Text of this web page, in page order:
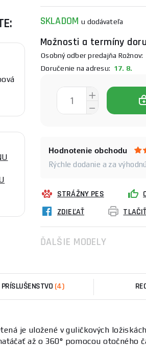
SKLADOMu dodávateľa
Možnosti a termíny
Osobný odber predajňa Rožnov:
Doručenie na adresu: 17. 8.
Hodnotenie obchodu
Rýchle dodanie a za
STRÁŽNY PES
ZDIEĽAŤ
TLAČIŤ
ĎALŠIE MODELY
PRÍSLUŠENSTVO (4)
je uložené v guličkových
až o 360° pomocou otočného